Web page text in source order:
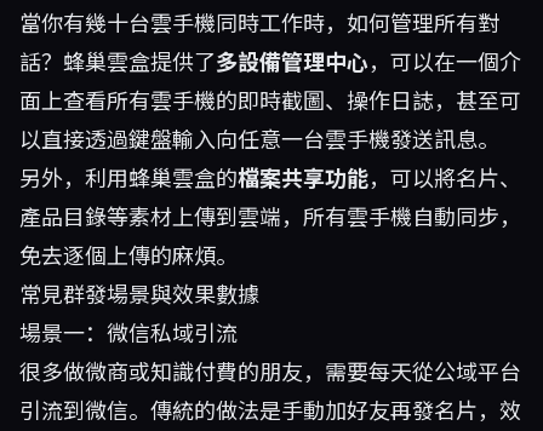
當你有幾十台雲手機同時工作時，如何管理所有對
話？蜂巢雲盒提供了多設備管理中心，可以在一個介
面上查看所有雲手機的即時截圖、操作日誌，甚至可
以直接透過鍵盤輸入向任意一台雲手機發送訊息。
另外，利用蜂巢雲盒的檔案共享功能，可以將名片、
產品目錄等素材上傳到雲端，所有雲手機自動同步，
免去逐個上傳的麻煩。
常見群發場景與效果數據
場景一：微信私域引流
很多做微商或知識付費的朋友，需要每天從公域平台
引流到微信。傳統的做法是手動加好友再發名片，效